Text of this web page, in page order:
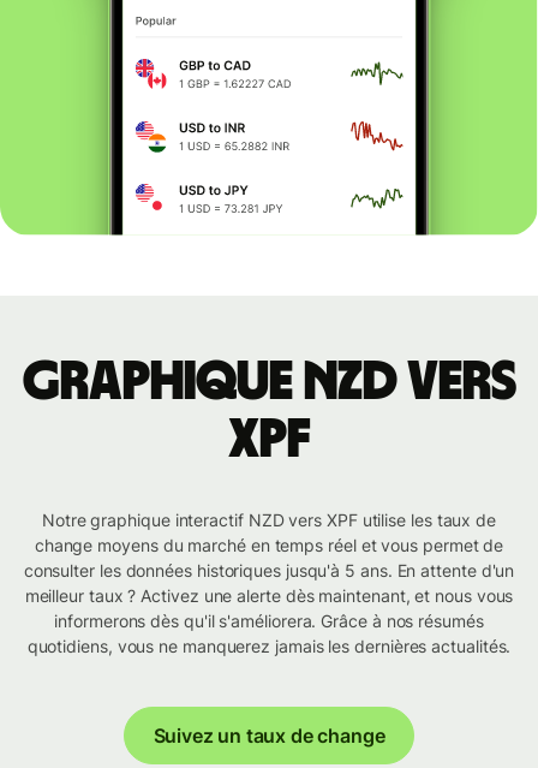
Graphique NZD vers
XPF
Notre graphique interactif NZD vers XPF utilise les taux de
change moyens du marché en temps réel et vous permet de
consulter les données historiques jusqu'à 5 ans. En attente d'un
meilleur taux ? Activez une alerte dès maintenant, et nous vous
informerons dès qu'il s'améliorera. Grâce à nos résumés
quotidiens, vous ne manquerez jamais les dernières actualités.
Suivez un taux de change